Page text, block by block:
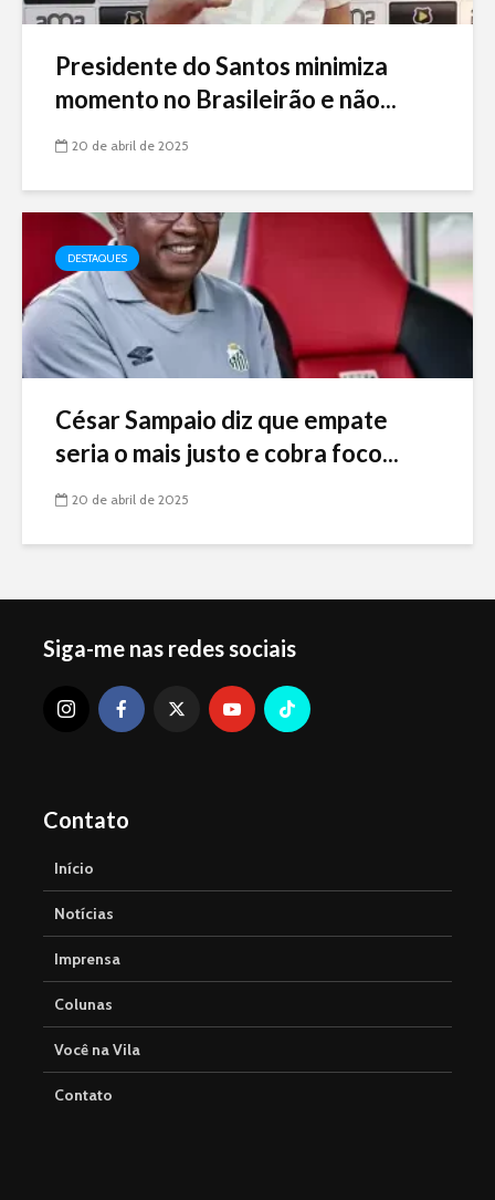
Presidente do Santos minimiza
momento no Brasileirão e não...
20 de abril de 2025
DESTAQUES
César Sampaio diz que empate
seria o mais justo e cobra foco...
20 de abril de 2025
Siga-me nas redes sociais
Contato
Início
Notícias
Imprensa
Colunas
Você na Vila
Contato